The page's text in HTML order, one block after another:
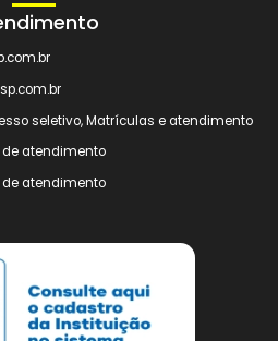
Conteúdos
acadêmica
Blog